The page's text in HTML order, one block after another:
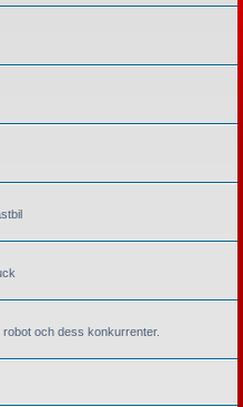
och dess konkurrenter.